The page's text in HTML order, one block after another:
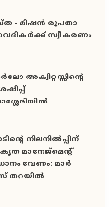
- മിഷൻ രൂപതാ
സ്വീകരണം
അക്വിറ്റസ്സിന്റെ
നിലനിൽപ്പിന്
മാനേജ്മെന്റ്
വേണം: മാർ
തറയിൽ